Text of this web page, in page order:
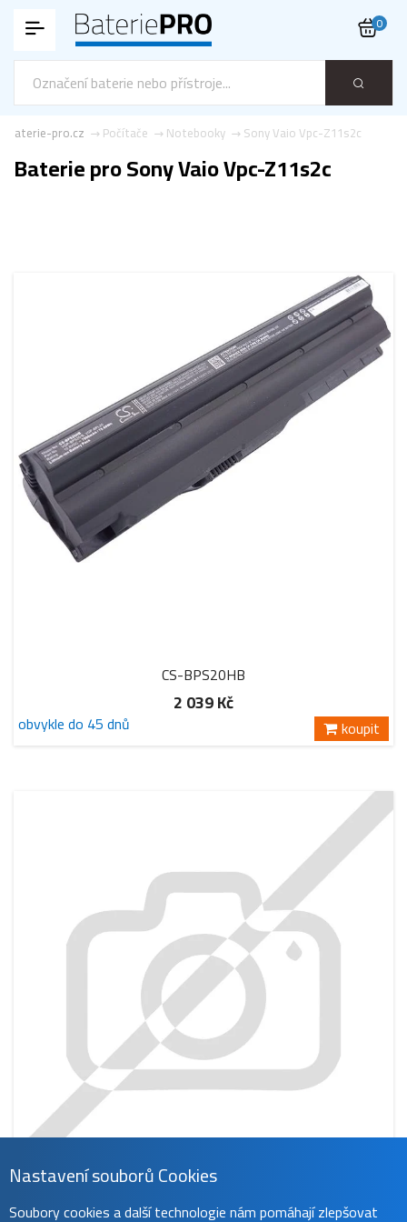
0
Sony Vaio Vpc-Z11s2c
Notebooky
Počítače
Baterie-pro.cz
Baterie pro Sony Vaio Vpc-Z11s2c
CS-BPS20HB
2 039 Kč
obvykle do 45 dnů koupit
Nastavení souborů Cookies
Soubory cookies a další technologie nám pomáhají zlepšovat